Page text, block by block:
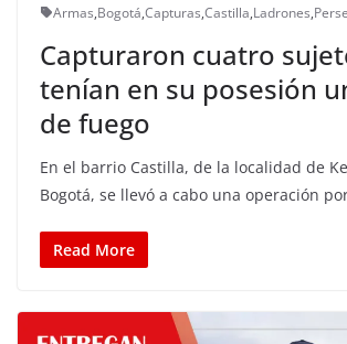
Armas,Bogotá,Capturas,Castilla,Ladrones,
Capturaron cuatro
tenían en su posesión
de fuego
En el barrio Castilla, de la localidad de
Bogotá, se llevó a cabo una operación
Read More